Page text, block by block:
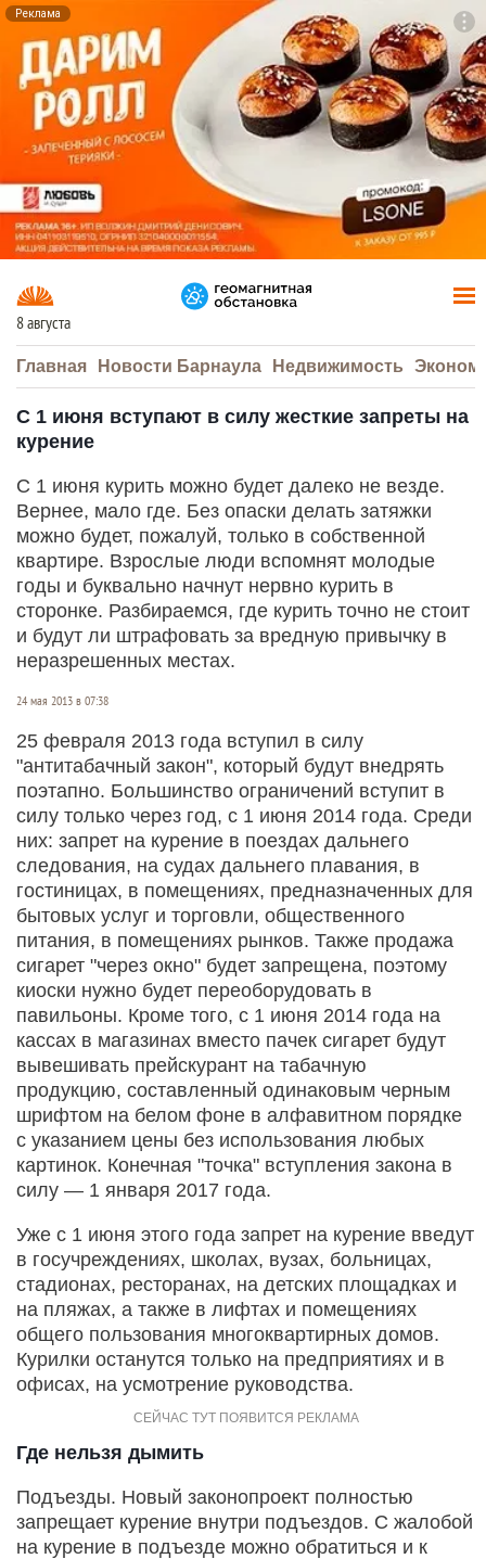
Реклама
8 августа
Главная Новости Барнаула Недвижимость
С 1 июня вступают в силу жесткие запреты на
курение
С 1 июня курить можно будет далеко не везде.
Вернее, мало где. Без опаски делать затяжки
можно будет, пожалуй, только в собственной
квартире. Взрослые люди вспомнят молодые
годы и буквально начнут нервно курить в
сторонке. Разбираемся, где курить точно не стоит
и будут ли штрафовать за вредную привычку в
неразрешенных местах.
24 мая 2013 в 07:38
25 февраля 2013 года вступил в силу
"антитабачный закон", который будут внедрять
поэтапно. Большинство ограничений вступит в
силу только через год, с 1 июня 2014 года. Среди
них: запрет на курение в поездах дальнего
следования, на судах дальнего плавания, в
гостиницах, в помещениях, предназначенных для
бытовых услуг и торговли, общественного
питания, в помещениях рынков. Также продажа
сигарет "через окно" будет запрещена, поэтому
киоски нужно будет переоборудовать в
павильоны. Кроме того, с 1 июня 2014 года на
кассах в магазинах вместо пачек сигарет будут
вывешивать прейскурант на табачную
продукцию, составленный одинаковым черным
шрифтом на белом фоне в алфавитном порядке
с указанием цены без использования любых
картинок. Конечная "точка" вступления закона в
силу — 1 января 2017 года.
Уже с 1 июня этого года запрет на курение введут
в госучреждениях, школах, вузах, больницах,
стадионах, ресторанах, на детских площадках и
на пляжах, а также в лифтах и помещениях
общего пользования многоквартирных домов.
Курилки останутся только на предприятиях и в
офисах, на усмотрение руководства.
Где нельзя дымить
Подъезды. Новый законопроект полностью
запрещает курение внутри подъездов. С жалобой
на курение в подъезде можно обратиться и к